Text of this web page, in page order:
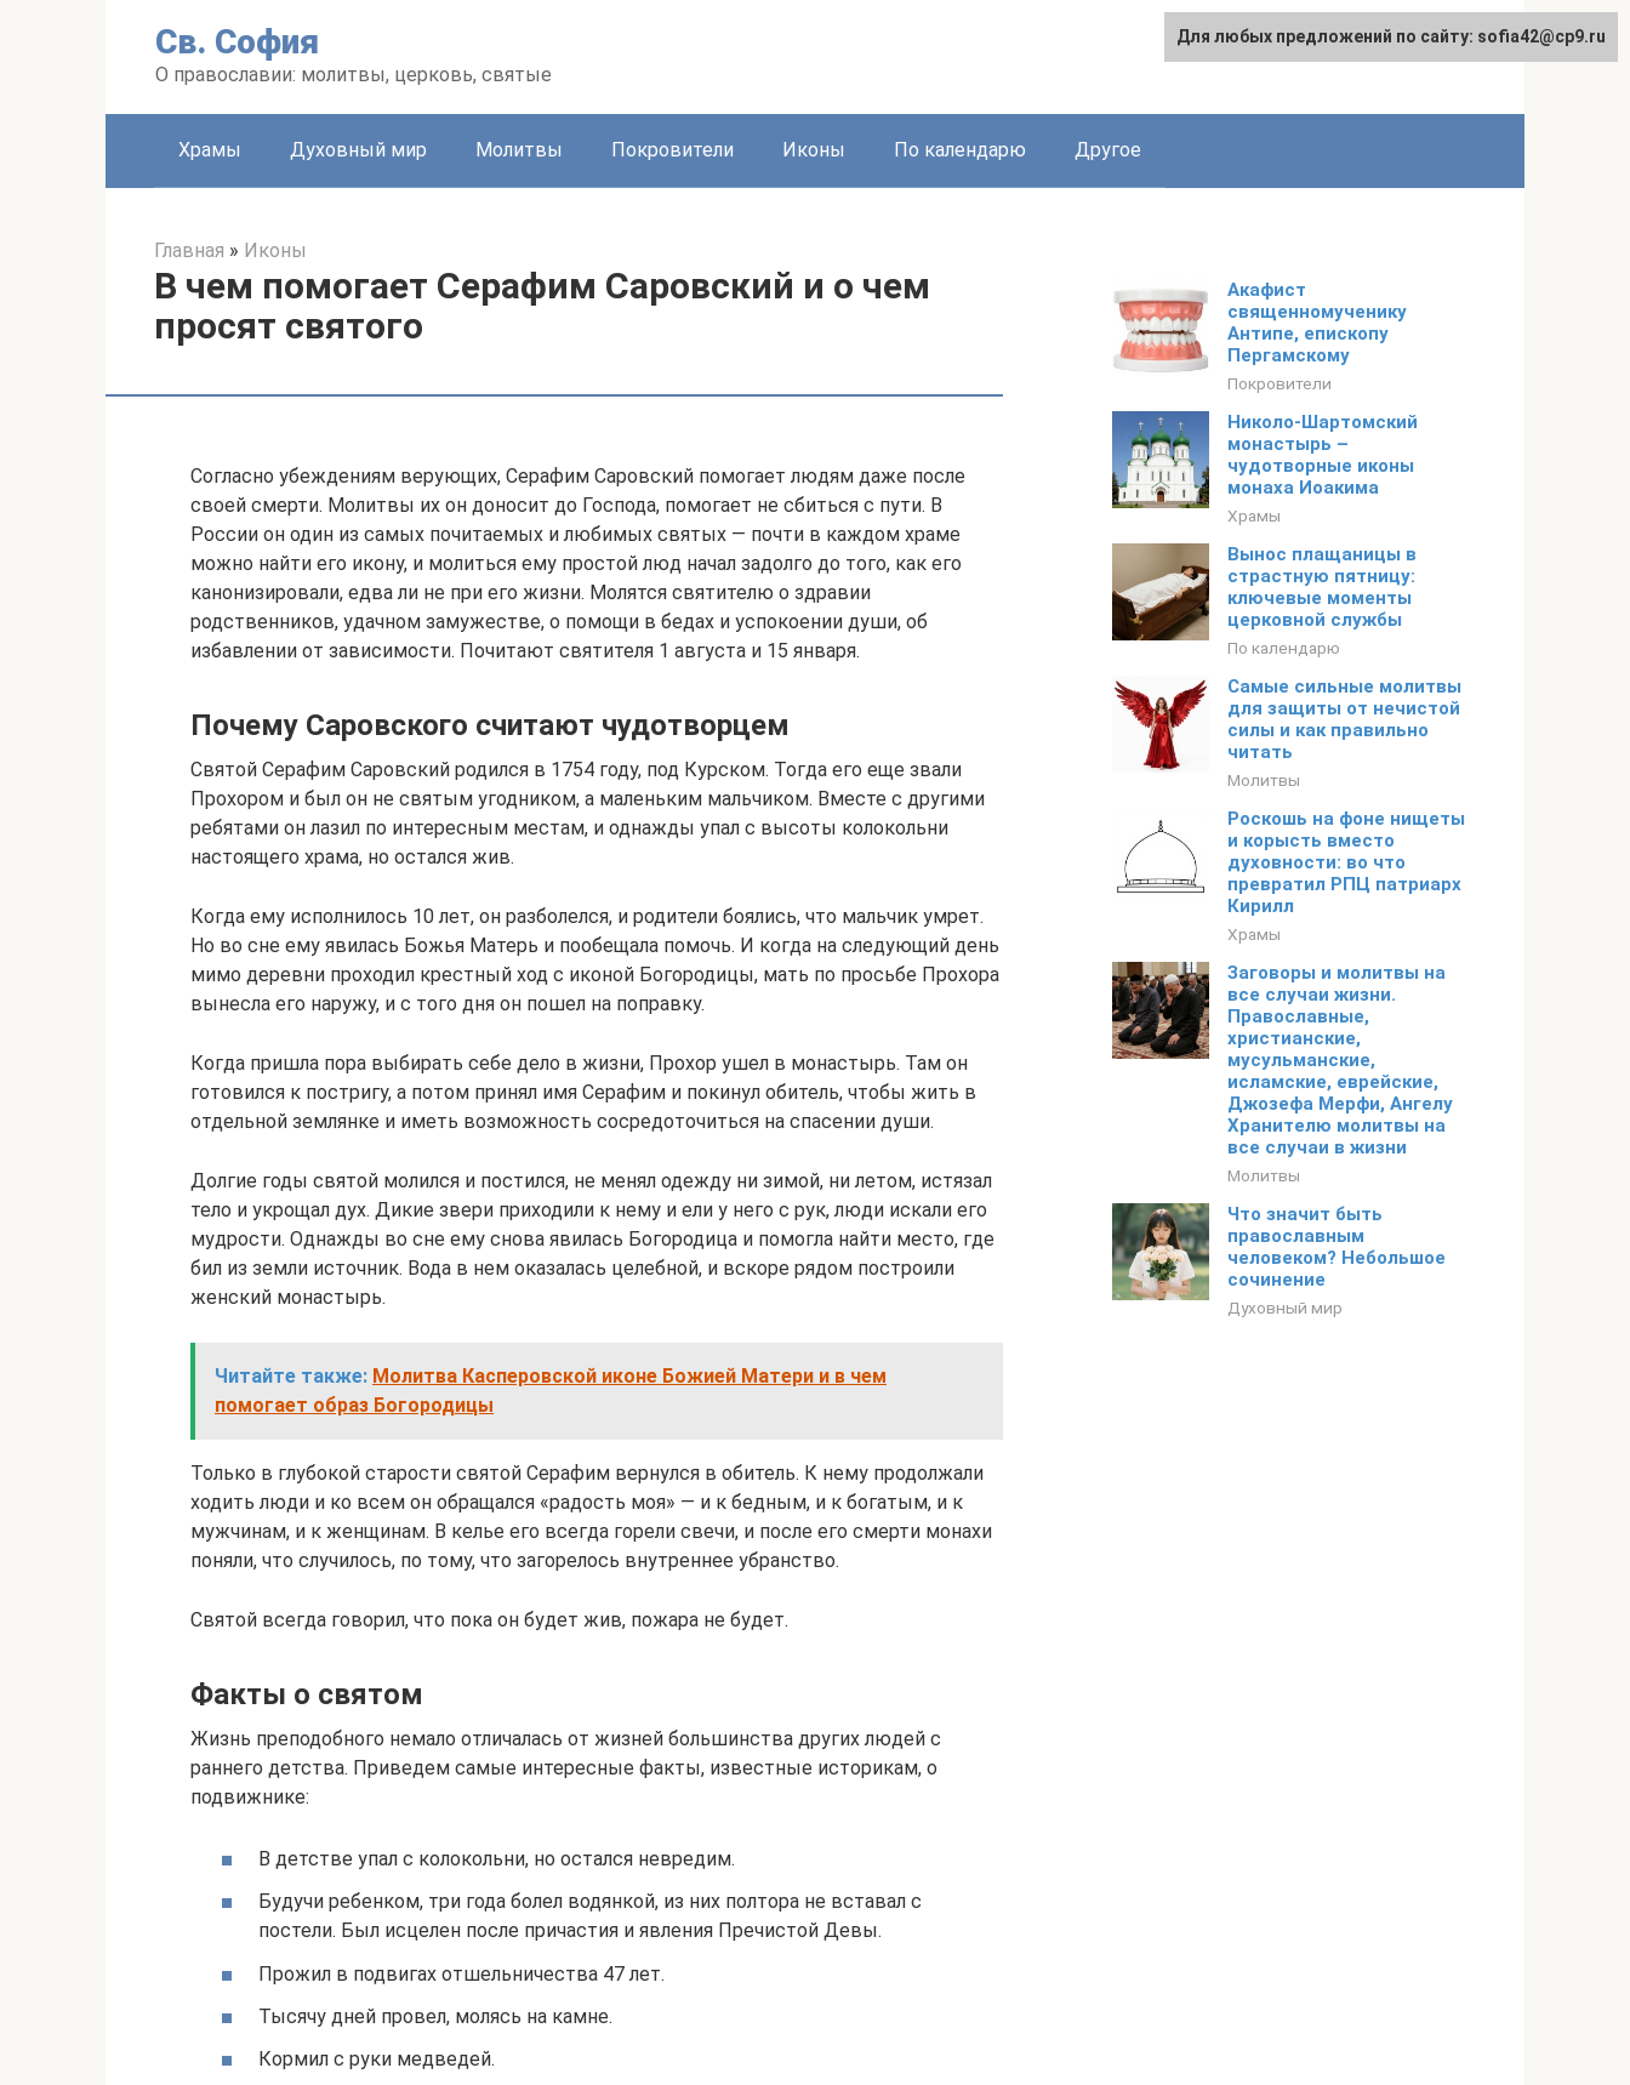
Св. София
О православии: молитвы, церковь, святые
Храмы Духовный мир Молитвы Покровители Иконы По календарю Другое
Главная » Иконы
В чем помогает Серафим Саровский и о чем
просят святого
Согласно убеждениям верующих, Серафим Саровский помогает людям даже после
своей смерти. Молитвы их он доносит до Господа, помогает не сбиться с пути. В
России он один из самых почитаемых и любимых святых — почти в каждом храме
можно найти его икону, и молиться ему простой люд начал задолго до того, как его
канонизировали, едва ли не при его жизни. Молятся святителю о здравии
родственников, удачном замужестве, о помощи в бедах и успокоении души, об
избавлении от зависимости. Почитают святителя 1 августа и 15 января.
Почему Саровского считают чудотворцем
Святой Серафим Саровский родился в 1754 году, под Курском. Тогда его еще звали
Прохором и был он не святым угодником, а маленьким мальчиком. Вместе с другими
ребятами он лазил по интересным местам, и однажды упал с высоты колокольни
настоящего храма, но остался жив.
Когда ему исполнилось 10 лет, он разболелся, и родители боялись, что мальчик умрет.
Но во сне ему явилась Божья Матерь и пообещала помочь. И когда на следующий день
мимо деревни проходил крестный ход с иконой Богородицы, мать по просьбе Прохора
вынесла его наружу, и с того дня он пошел на поправку.
Когда пришла пора выбирать себе дело в жизни, Прохор ушел в монастырь. Там он
готовился к постригу, а потом принял имя Серафим и покинул обитель, чтобы жить в
отдельной землянке и иметь возможность сосредоточиться на спасении души.
Долгие годы святой молился и постился, не менял одежду ни зимой, ни летом, истязал
тело и укрощал дух. Дикие звери приходили к нему и ели у него с рук, люди искали его
мудрости. Однажды во сне ему снова явилась Богородица и помогла найти место, где
бил из земли источник. Вода в нем оказалась целебной, и вскоре рядом построили
женский монастырь.
Читайте также: Молитва Касперовской иконе Божией Матери и в чем
помогает образ Богородицы
Только в глубокой старости святой Серафим вернулся в обитель. К нему продолжали
ходить люди и ко всем он обращался «радость моя» — и к бедным, и к богатым, и к
мужчинам, и к женщинам. В келье его всегда горели свечи, и после его смерти монахи
поняли, что случилось, по тому, что загорелось внутреннее убранство.
Святой всегда говорил, что пока он будет жив, пожара не будет.
Факты о святом
Жизнь преподобного немало отличалась от жизней большинства других людей с
раннего детства. Приведем самые интересные факты, известные историкам, о
подвижнике:
В детстве упал с колокольни, но остался невредим.
Будучи ребенком, три года болел водянкой, из них полтора не вставал с
постели. Был исцелен после причастия и явления Пречистой Девы.
Прожил в подвигах отшельничества 47 лет.
Тысячу дней провел, молясь на камне.
Кормил с руки медведей.
Акафист
священномученику
Антипе, епископу
Пергамскому
Покровители
Николо-Шартомский
монастырь –
чудотворные иконы
монаха Иоакима
Храмы
Вынос плащаницы в
страстную пятницу:
ключевые моменты
церковной службы
По календарю
Самые сильные молитвы
для защиты от нечистой
силы и как правильно
читать
Молитвы
Роскошь на фоне нищеты
и корысть вместо
духовности: во что
превратил РПЦ патриарх
Кирилл
Храмы
Заговоры и молитвы на
все случаи жизни.
Православные,
христианские,
мусульманские,
исламские, еврейские,
Джозефа Мерфи, Ангелу
Хранителю молитвы на
все случаи в жизни
Молитвы
Что значит быть
православным
человеком? Небольшое
сочинение
Духовный мир
Для любых предложений по сайту: sofia42@cp9.ru